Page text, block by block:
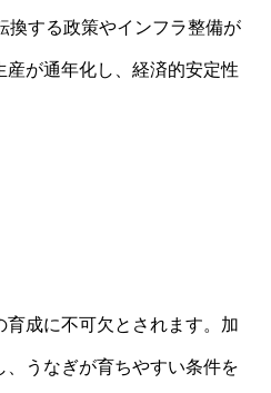
換する政策やインフラ整備が
が通年化し、経済的安定性
成に不可欠とされます。加
うなぎが育ちやすい条件を